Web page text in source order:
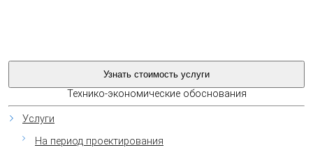
Технико-экономические обоснования
Услуги
На период проектирования